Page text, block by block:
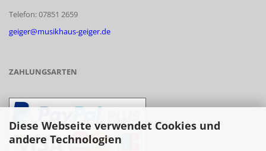
Diese Webseite verwendet Cookies und
andere Technologien
Telefon: 07851 2659
geiger@musikhaus-geiger.de
ZAHLUNGSARTEN